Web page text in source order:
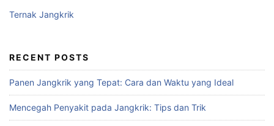
Ternak Jangkrik
RECENT POSTS
Panen Jangkrik yang Tepat: Cara dan Waktu yang Ideal
Mencegah Penyakit pada Jangkrik: Tips dan Trik